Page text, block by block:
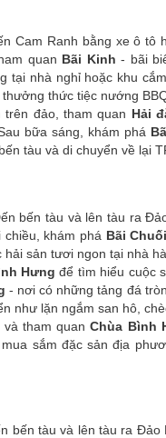
Cam Ranh bằng xe ô
quan Bãi Kinh - bãi
tại nhà nghỉ hoặc khu
thức tiệc nướng
đảo, tham quan Hải
bữa sáng, khám phá
tàu và di chuyển về lại
bến tàu và lên tàu ra
khám phá Bãi Chuối
sản tươi ngon tại nhà
Hưng để tìm hiểu cuộc
- nơi có những tảng đá
như lặn ngắm san hô,
và tham quanChùa Bình
sắm đặc sản địa
bến tàu và lên tàu ra Đảo